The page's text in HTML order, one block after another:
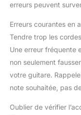
erreurs peuvent
Erreurs courantes en
Tendre trop les cordes
Une erreur fréquente
non seulement
votre guitare.
note souhaitée, pas
Oublier de vérifier